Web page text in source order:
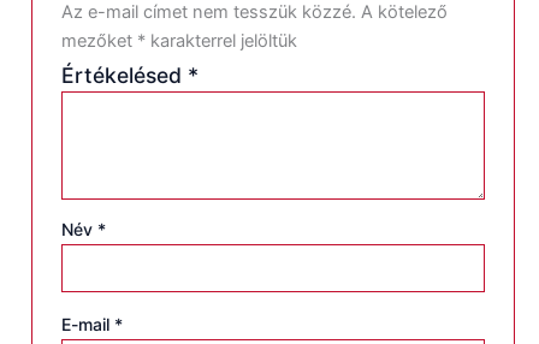
Az e-mail címet nem tesszük közzé. A kötelező
mezőket * karakterrel jelöltük
Értékelésed *
Név *
E-mail *